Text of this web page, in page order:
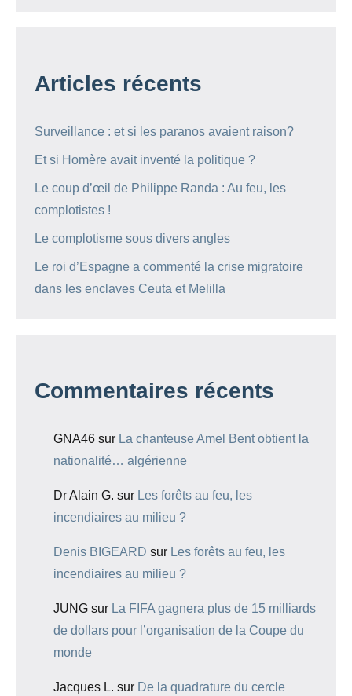
Articles récents
Surveillance : et si les paranos avaient raison?
Et si Homère avait inventé la politique ?
Le coup d’œil de Philippe Randa : Au feu, les
complotistes !
Le complotisme sous divers angles
Le roi d’Espagne a commenté la crise migratoire
dans les enclaves Ceuta et Melilla
Commentaires récents
GNA46 sur La chanteuse Amel Bent obtient la
nationalité… algérienne
Dr Alain G. sur Les forêts au feu, les
incendiaires au milieu ?
Denis BIGEARD sur Les forêts au feu, les
incendiaires au milieu ?
JUNG sur La FIFA gagnera plus de 15 milliards
de dollars pour l’organisation de la Coupe du
monde
Jacques L. sur De la quadrature du cercle